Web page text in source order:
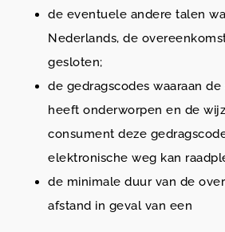
de eventuele andere talen
Nederlands, de
gesloten;
de gedragscodes waaraan
heeft onderworpen en de
consument deze
elektronische weg kan
de minimale duur van de
afstand in geval van een